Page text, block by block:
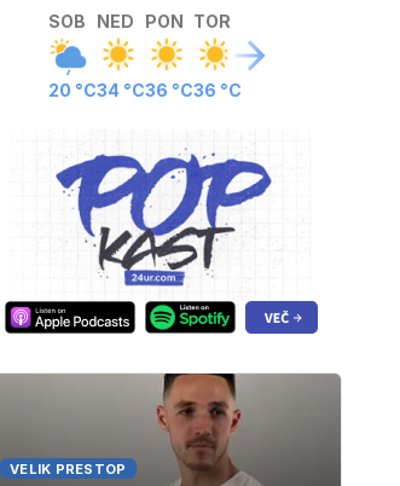
SOB
20 °C
NED
34 °C
PON
36 °C
TOR
36 °C
VELIK PRESTOP